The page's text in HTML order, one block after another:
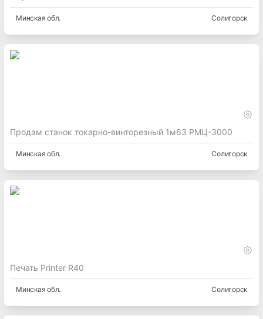
Минская обл. Солигорск
Продам станок токарно-винторезный 1м63 РМЦ-3000
Минская обл. Солигорск
Печать Printer R40
Минская обл. Солигорск